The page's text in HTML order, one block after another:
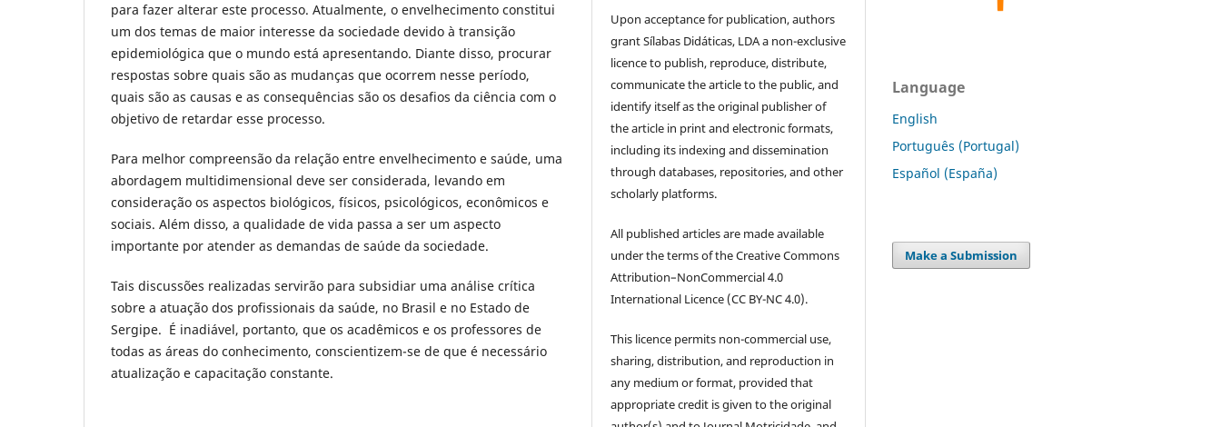
para fazer alterar este processo. Atualmente, o envelhecimento constitui
um dos temas de maior interesse da sociedade devido à transição
epidemiológica que o mundo está apresentando. Diante disso, procurar
respostas sobre quais são as mudanças que ocorrem nesse período,
quais são as causas e as consequências são os desafios da ciência com o
objetivo de retardar esse processo.
Para melhor compreensão da relação entre envelhecimento e saúde, uma
abordagem multidimensional deve ser considerada, levando em
consideração os aspectos biológicos, físicos, psicológicos, econômicos e
sociais. Além disso, a qualidade de vida passa a ser um aspecto
importante por atender as demandas de saúde da sociedade.
Tais discussões realizadas servirão para subsidiar uma análise crítica
sobre a atuação dos profissionais da saúde, no Brasil e no Estado de
Sergipe. É inadiável, portanto, que os acadêmicos e os professores de
todas as áreas do conhecimento, conscientizem-se de que é necessário
atualização e capacitação constante.
Upon acceptance for publication, authors
grant Sílabas Didáticas, LDA a non-exclusive
licence to publish, reproduce, distribute,
communicate the article to the public, and
identify itself as the original publisher of
the article in print and electronic formats,
including its indexing and dissemination
through databases, repositories, and other
scholarly platforms.
All published articles are made available
under the terms of the Creative Commons
Attribution–NonCommercial 4.0
International Licence (CC BY-NC 4.0).
This licence permits non-commercial use,
sharing, distribution, and reproduction in
any medium or format, provided that
appropriate credit is given to the original
Language
English
Português (Portugal)
Español (España)
Make a Submission